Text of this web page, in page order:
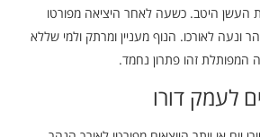
היטב. כשעה לאחר היציאה מפורטו
לאורכו. הנוף מעניין ומרתק ולמי שללא
המפותלת זהו פתרון נחמד.
לעמק דורו